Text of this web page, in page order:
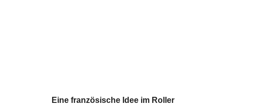
Eine französische Idee im Roller